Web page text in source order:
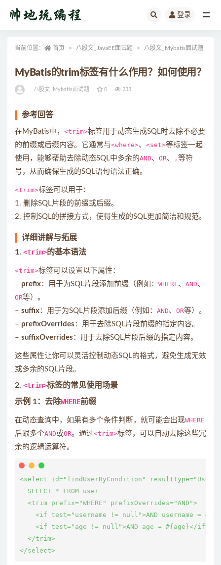
登录
当前位置： 首页 八股文_JavaEE面试题 八股文_Mybatis面试题
MyBatis的trim标签有什么作用？如何使用？
八股文_Mybatis面试题 0 233
参考回答
在MyBatis中， <trim>标签用于动态生成SQL时去除不必要
的前缀或后缀内容。它通常与<where>、 <set>等标签一起
使用，能够帮助去除动态SQL中多余的AND、 OR、 , 等符
号，从而确保生成的SQL语句语法正确。
<trim>标签可以用于：
1. 删除SQL片段的前缀或后缀。
2. 控制SQL的拼接方式，使得生成的SQL更加简洁和规范。
详细讲解与拓展
1. <trim>的基本语法
<trim>标签可以设置以下属性：
– prefix：用于为SQL片段添加前缀（例如： WHERE、 AND、
OR等）。
– suffix：用于为SQL片段添加后缀（例如： AND、 OR等）。
– prefixOverrides ：用于去除SQL片段前缀的指定内容。
– suffixOverrides ：用于去除SQL片段后缀的指定内容。
这些属性让你可以灵活控制动态SQL的格式，避免生成无效
或多余的SQL片段。
2. <trim>标签的常见使用场景
示例 1：去除WHERE前缀
在动态查询中，如果有多个条件判断，就可能会出现WHERE
后跟多个AND或OR。通过<trim>标签，可以自动去除这些冗
余的逻辑运算符。
<select id="findUserByCondition" resultType="User">
  SELECT * FROM user
  <trim prefix="WHERE" prefixOverrides="AND">
<if test="username != null">AND username =
    <if test="age != null">AND age = #{age}</if>
  </trim>